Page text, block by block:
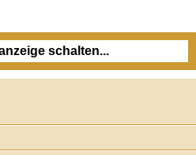
schalten...